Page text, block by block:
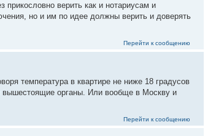
верить как и нотариусам и
но и им по идее должны верить и доверять
Перейти к сообщению
температура в квартире не ниже 18 градусов
вышестоящие органы. Или вообще в Москву и
Перейти к сообщению